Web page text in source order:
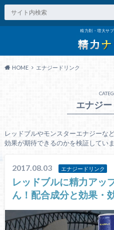
精力剤・増大サ
HOME エナジードリンク
エナジ
レッドブルやモンスターエナジーな
効果が期待できるのかを検証していま
2017.08.03 エナジードリンク
レッドブルに精力アッ
ん！配合成分と効果・